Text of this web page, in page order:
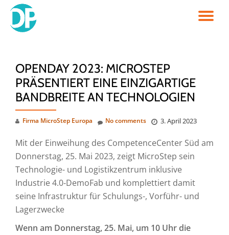
Skip
OPENDAY 2023: MICROSTEP
PRÄSENTIERT EINE EINZIGARTIGE
BANDBREITE AN TECHNOLOGIEN
Firma MicroStep Europa 3. April 2023
No comments
Mit der Einweihung des CompetenceCenter Süd am
Donnerstag, 25. Mai 2023, zeigt MicroStep sein
Technologie- und Logistikzentrum inklusive
Industrie 4.0‑DemoFab und komplettiert damit
seine Infrastruktur für Schulungs-, Vorführ- und
Lagerzwecke
Wenn am Donnerstag, 25. Mai, um 10 Uhr die